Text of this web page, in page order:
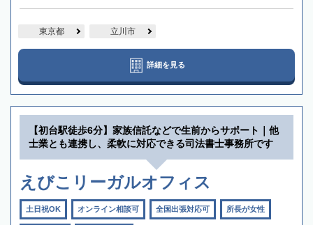
東京都 立川市
詳細を見る
【初台駅徒歩6分】家族信託などで生前からサポート｜他
士業とも連携し、柔軟に対応できる司法書士事務所です
えびこリーガルオフィス
土日祝OK オンライン相談可 全国出張対応可 所長が女性